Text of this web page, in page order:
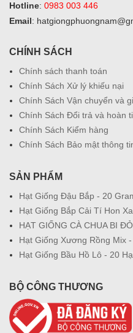
Hotline: 0983 003 446
Email:
CHÍNH SÁCH
Chính sách thanh toán
Chính Sách Xử lý khiếu nại
Chính Sách Vận chuyển và
Chính Sách Đổi trả và hoàn
Chính Sách Kiểm hàng
Chính Sách Bảo mật thông
SẢN PHẨM
Hạt Giống Đậu Bắp - 20
Hạt Giống Bắp Cải Tí Hon
HẠT GIỐNG CÀ CHUA BI
Hạt Giống Xương Rồng Mix
Hạt Giống Bầu Hồ Lô - 20
BỘ CÔNG THƯƠNG